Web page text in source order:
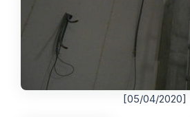
[05/04/2020]